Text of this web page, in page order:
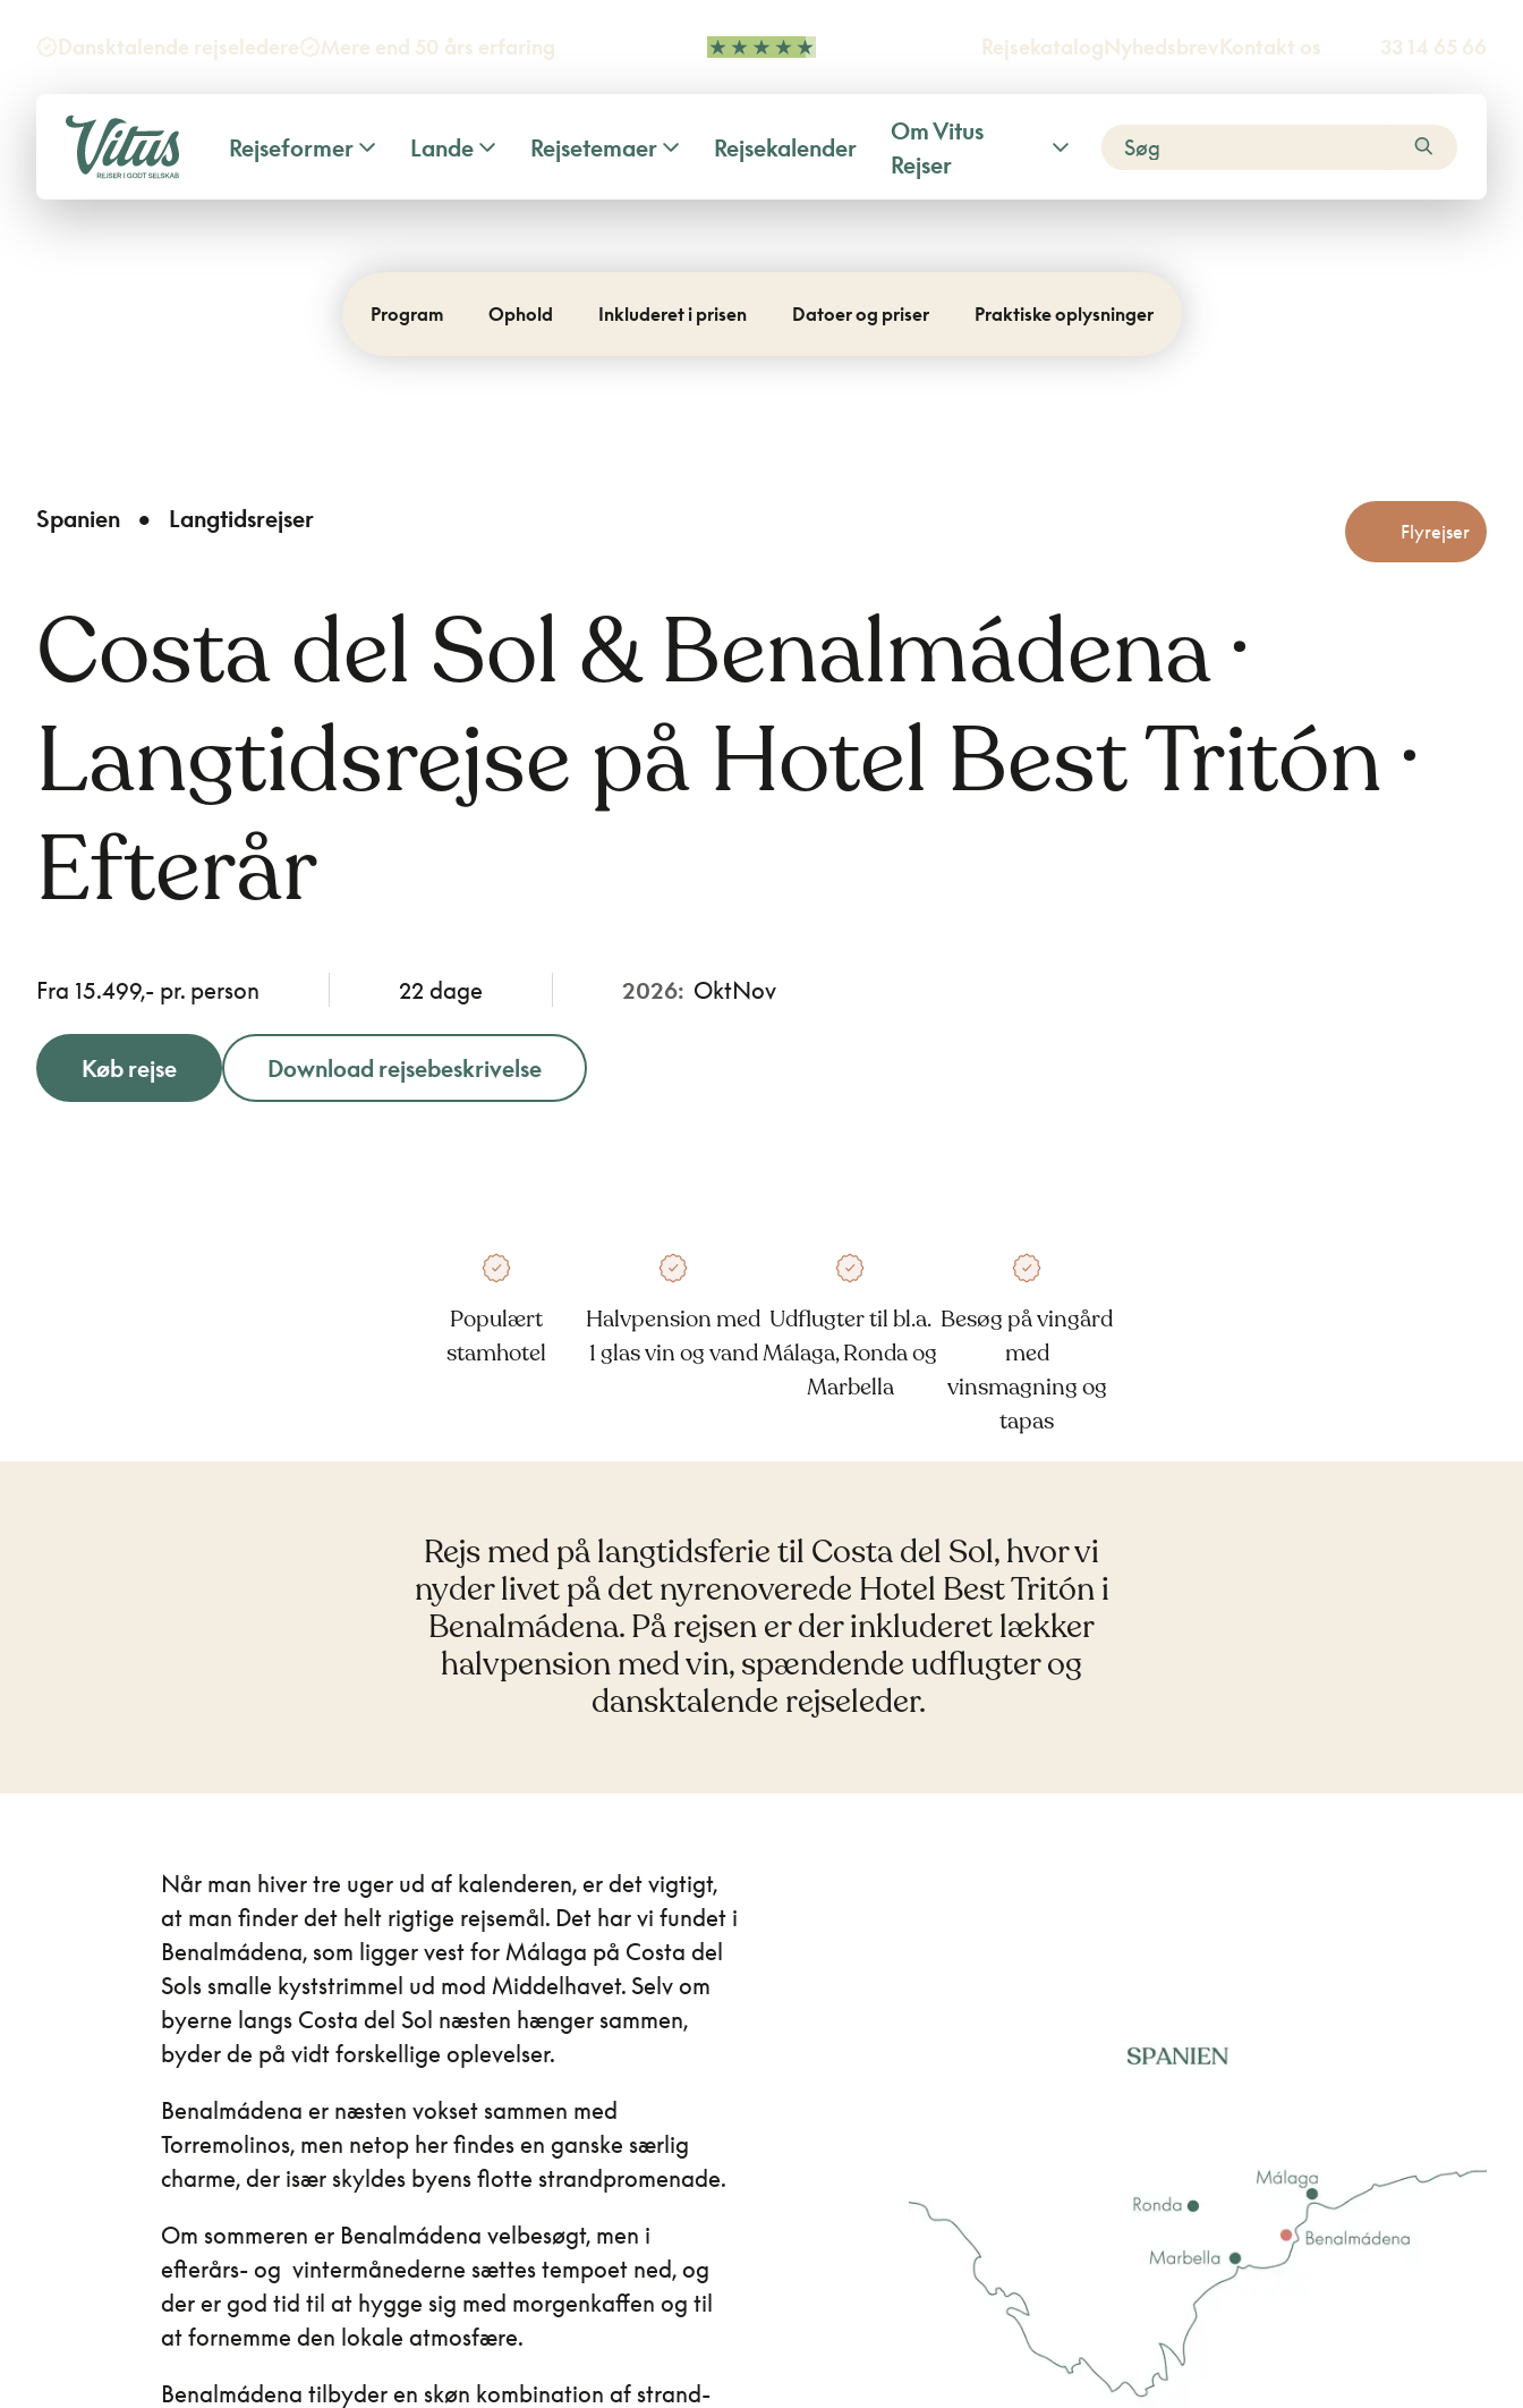
Dansktalende rejseledere Mere end 50 års erfaring RejsekatalogNyhedsbrevKontakt os 33 14 65 66
Rejseformer Lande Rejsetemaer Rejsekalender
Om Vitus
Rejser
Program Ophold Inkluderet i prisen Datoer og priser Praktiske oplysninger
Spanien Langtidsrejser Flyrejser
Costa del Sol & Benalmádena ·
Langtidsrejse på Hotel Best Tritón ·
Efterår
Fra 15.499,- pr. person 22 dage 2026: OktNov
Køb rejse Download rejsebeskrivelse
Populært
stamhotel
Halvpension med
1 glas vin og vand
Udflugter til bl.a.
Málaga, Ronda og
Marbella
Besøg på vingård
med
vinsmagning og
tapas
Rejs med på langtidsferie til Costa del Sol, hvor vi
nyder livet på det nyrenoverede Hotel Best Tritón i
Benalmádena. På rejsen er der inkluderet lækker
halvpension med vin, spændende udflugter og
dansktalende rejseleder.
Når man hiver tre uger ud af kalenderen, er det vigtigt,
at man finder det helt rigtige rejsemål. Det har vi fundet i
Benalmádena, som ligger vest for Málaga på Costa del
Sols smalle kyststrimmel ud mod Middelhavet. Selv om
byerne langs Costa del Sol næsten hænger sammen,
byder de på vidt forskellige oplevelser.
Benalmádena er næsten vokset sammen med
Torremolinos, men netop her findes en ganske særlig
charme, der især skyldes byens flotte strandpromenade.
Om sommeren er Benalmádena velbesøgt, men i
efterårs- og vintermånederne sættes tempoet ned, og
der er god tid til at hygge sig med morgenkaffen og til
at fornemme den lokale atmosfære.
Benalmádena tilbyder en skøn kombination af strand-